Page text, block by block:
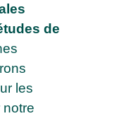
de
les